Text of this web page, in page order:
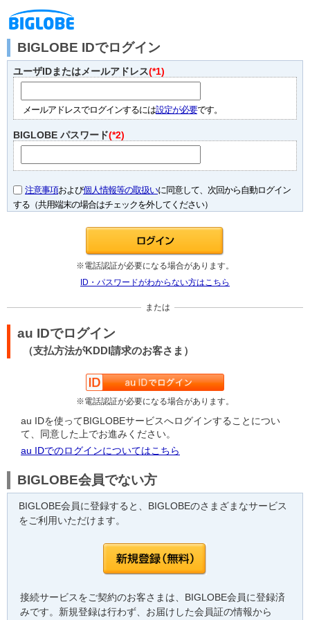
BIGLOBE IDでログイン
ユーザIDまたはメールアドレス(*1)
メールアドレスでログインするには設定が必要です。
BIGLOBE パスワード(*2)
注意事項および個人情報等の取扱いに同意して、次回から自動ログイン
する（共用端末の場合はチェックを外してください）
※電話認証が必要になる場合があります。
ID・パスワードがわからない方はこちら
または
au IDでログイン
（支払方法がKDDI請求のお客さま）
※電話認証が必要になる場合があります。
au IDを使ってBIGLOBEサービスへログインすることについ
て、同意した上でお進みください。
au IDでのログインについてはこちら
BIGLOBE会員でない方
BIGLOBE会員に登録すると、BIGLOBEのさまざまなサービス
をご利用いただけます。
接続サービスをご契約のお客さまは、BIGLOBE会員に登録済
みです。新規登録は行わず、お届けした会員証の情報から